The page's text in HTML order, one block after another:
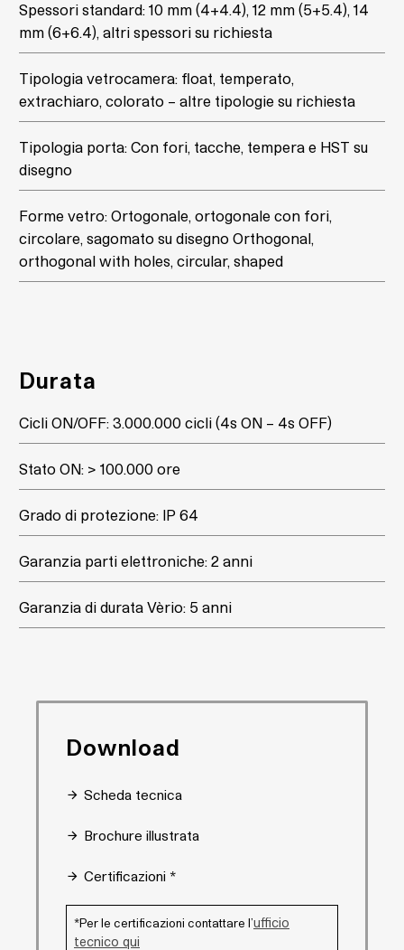
Spessori standard: 10 mm (4+4.4), 12 mm (5+5.4), 14
mm (6+6.4), altri spessori su richiesta
Tipologia vetrocamera: float, temperato,
extrachiaro, colorato – altre tipologie su richiesta
Tipologia porta: Con fori, tacche, tempera e HST su
disegno
Forme vetro: Ortogonale, ortogonale con fori,
circolare, sagomato su disegno Orthogonal,
orthogonal with holes, circular, shaped
Durata
Cicli ON/OFF: 3.000.000 cicli (4s ON – 4s OFF)
Stato ON: > 100.000 ore
Grado di protezione: IP 64
Garanzia parti elettroniche: 2 anni
Garanzia di durata Vèrio: 5 anni
Download
Scheda tecnica
Brochure illustrata
Certificazioni *
*Per le certificazioni contattare l’ufficio
tecnico qui